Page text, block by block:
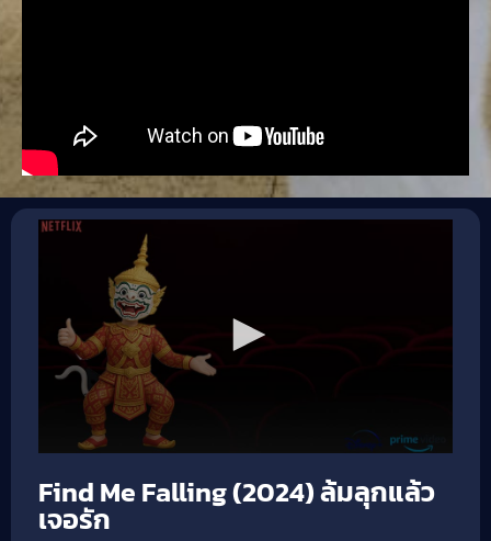
Find Me Falling (2024) ล้มลุกแล้ว
เจอรัก